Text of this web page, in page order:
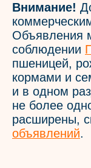
Внимание!
Объявления
соблюдении
пшеницей,
кормами и
и в одном
не более
расширены,
объявлений.